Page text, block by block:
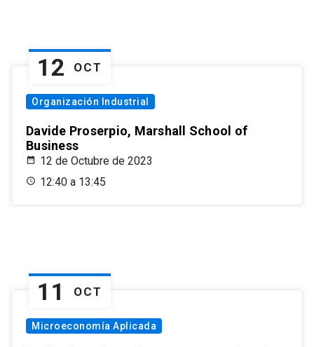
12 OCT
Organización Industrial
Davide Proserpio, Marshall School of
Business
12 de Octubre de 2023
12:40 a 13:45
11 OCT
Microeconomía Aplicada